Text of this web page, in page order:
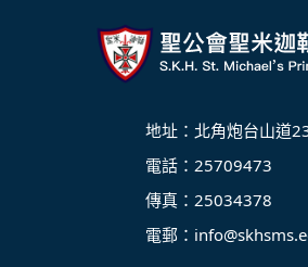
地址：北角炮台山道
電話：25709473
傳真：25034378
電郵：